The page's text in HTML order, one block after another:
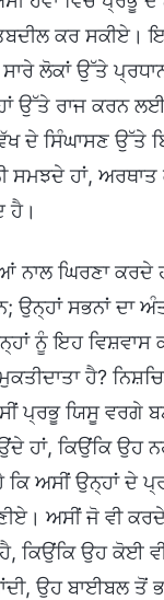
ਕਰ ਸਕੀਏ।
ਲੋਕਾਂ ਉੱਤੇ
ਉੱਤੇ ਰਾਜ ਕਰਨ
ਦੇ ਸਿੰਘਾਸਣ ਉੱਤੇ
ਸਮਝਦੇ ਹਾਂ, ਅਰਥਾਤ
ਹੈ।
ਨਾਲ ਘਿਰਣਾ ਕਰਦੇ
ਉਨ੍ਹਾਂ ਸਭਨਾਂ ਦਾ
ਨੂੰ ਇਹ ਵਿਸ਼ਵਾਸ
ਹੈ?
ਪ੍ਰਭੂ ਯਿਸੂ ਵਰਗੇ
ਹਾਂ, ਕਿਉਂਕਿ ਉਹ
ਅਸੀਂ ਉਨ੍ਹਾਂ ਦੇ
ਅਸੀਂ ਜੋ ਵੀ
ਕਿਉਂਕਿ ਉਹ ਕੋਈ
ਉਹ ਬਾਈਬਲ ਤੋਂ